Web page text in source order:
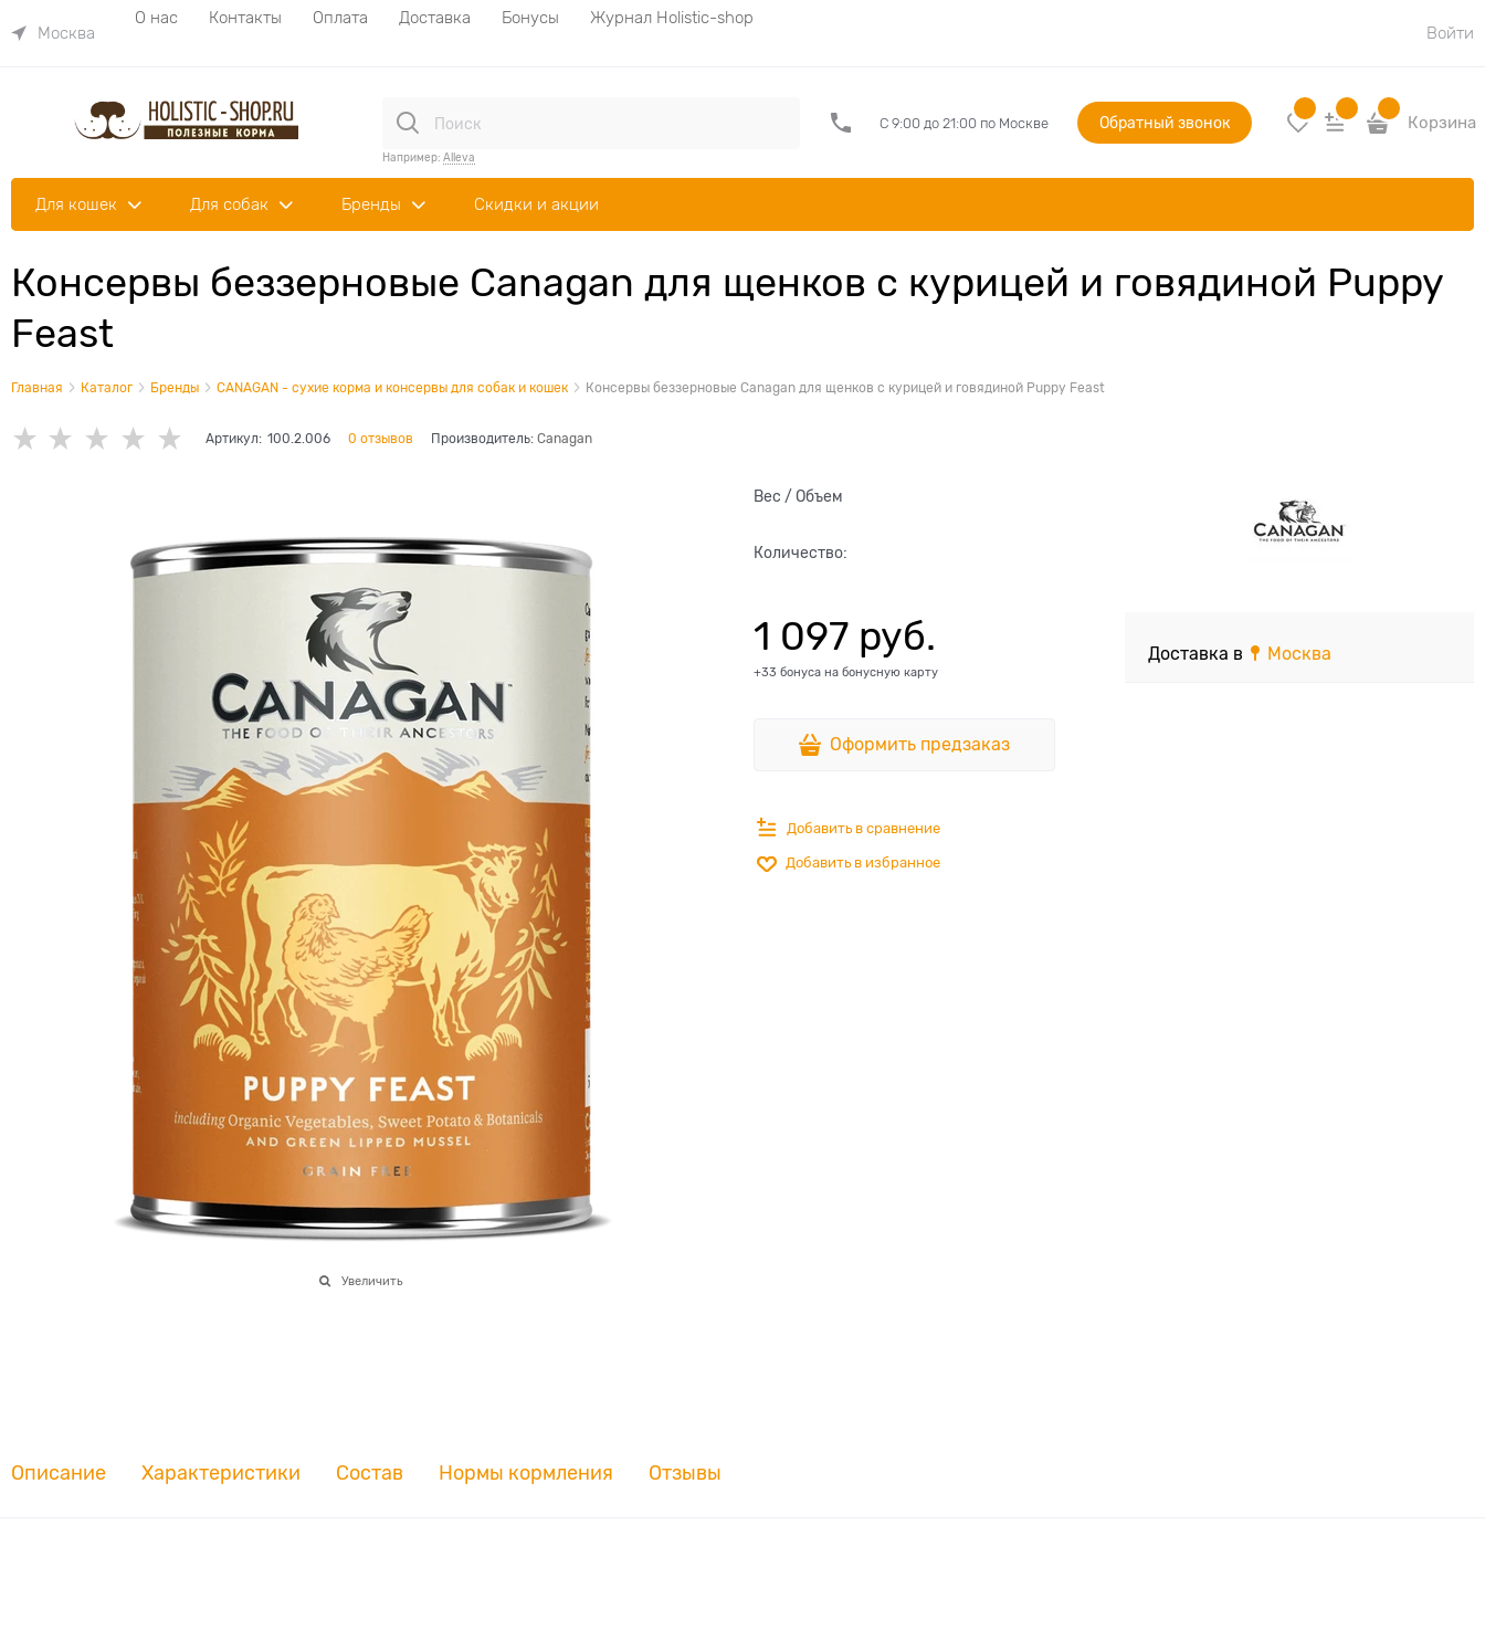
Москва
О нас Контакты Оплата Доставка Бонусы
Журнал Holistic-shop
Войти
Например: Alleva
С 9:00 до 21:00 по Москве Обратный звонок Корзина
Для кошек Для собак Бренды Скидки и акции
Консервы беззерновые Canagan для щенков с курицей и говядиной Puppy
Feast
Главная Каталог Бренды CANAGAN - сухие корма и консервы для собак и кошек Консервы беззерновые Canagan для щенков с курицей и говядиной Puppy Feast
Артикул: 100.2.006 0 отзывов Производитель: Canagan
Увеличить
Вес / Объем
Количество:
1 097 руб.
+33 бонуса на бонусную карту
Оформить предзаказ
Добавить в сравнение
Добавить в избранное
Доставка в Москва
Описание Характеристики Состав Нормы кормления Отзывы